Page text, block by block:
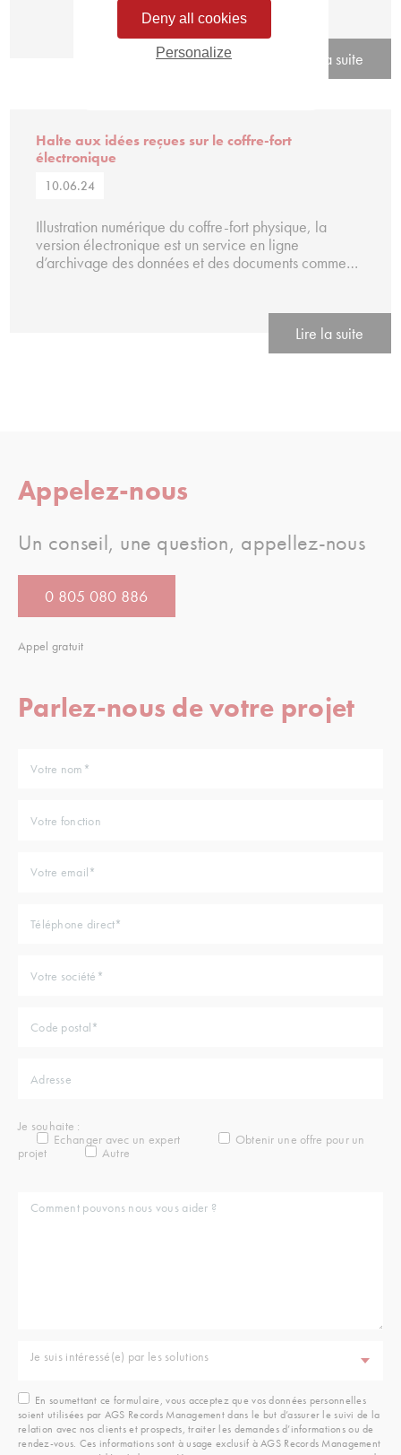
Lire la suite
Halte aux idées reçues sur le coffre-fort
électronique
10.06.24
Illustration numérique du coffre-fort physique, la
version électronique est un service en ligne
d’archivage des données et des documents comme…
Lire la suite
Appelez-nous
Un conseil, une question, appellez-nous
0 805 080 886
Appel gratuit
Parlez-nous de votre projet
Je souhaite :
Echanger avec un expert
Obtenir une offre pour un
projet
Autre
Je suis intéressé(e) par les solutions
En soumettant ce formulaire, vous acceptez que vos données personnelles
soient utilisées par AGS Records Management dans le but d’assurer le suivi de la
relation avec nos clients et prospects, traiter les demandes d’informations ou de
rendez-vous. Ces informations sont à usage exclusif à AGS Records Management
Deny all cookies
Personalize